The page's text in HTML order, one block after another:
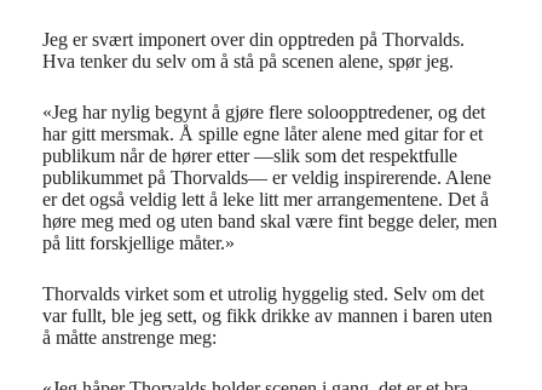
Jeg er svært imponert over din opptreden på Thorvalds.
Hva tenker du selv om å stå på scenen alene, spør jeg.
«Jeg har nylig begynt å gjøre flere soloopptredener, og det
har gitt mersmak. Å spille egne låter alene med gitar for et
publikum nårde hører etter—slik som det respektfulle
publikummet på Thorvalds— er veldig inspirerende. Alene
er det også veldig lett å leke litt mer arrangementene. Det å
høre meg med og uten band skal være fint begge deler, men
på litt forskjellige måter.»
Thorvalds virket som et utrolig hyggelig sted. Selv om det
var fullt, ble jeg sett, og fikk drikke av mannen i baren uten
å måtte anstrenge meg: